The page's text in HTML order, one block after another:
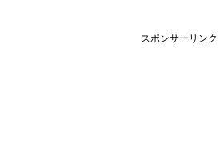
スポンサーリンク